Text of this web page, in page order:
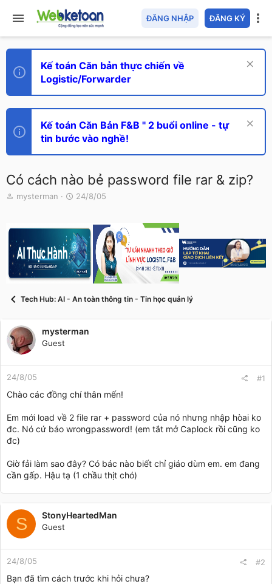
ĐĂNG NHẬP ĐĂNG KÝ
Kế toán Căn bản thực chiến về
Logistic/Forwarder
Kế toán Căn Bản F&B " 2 buổi online - tự
tin bước vào nghề!
Có cách nào bẻ password file rar & zip?
T
e
a
d
s
a
r
mysterman
N
y
g
ử
i
24/8/05
Tech Hub: AI - An toàn thông tin - Tin học quản lý
mysterman
Guest
24/8/05 #1
Chào các đồng chí thân mến!
Em mới load về 2 file rar + password của nó nhưng nhập hòai ko
đc. Nó cứ báo wrongpassword! (em tắt mở Caplock rồi cũng ko
đc)
Giờ fải làm sao đây? Có bác nào biết chỉ giáo dùm em. em đang
cần gấp. Hậu tạ (1 chầu thịt chó)
S StonyHeartedMan
Guest
24/8/05 #2
Bạn đã tìm cách trước khi hỏi chưa?